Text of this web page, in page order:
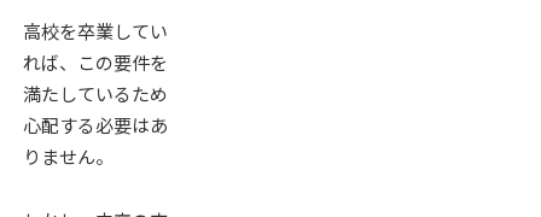
高校を卒業してい
れば、この要件を
満たしているため
心配する必要はあ
りません。